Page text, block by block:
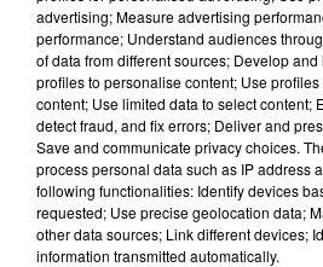
advertising; Measure advertising
performance; Understand audiences
of data from different sources; Develop
profiles to personalise content; Use
content; Use limited data to select content;
detect fraud, and fix errors; Deliver and
Save and communicate privacy choices.
process personal data such as IP address
following functionalities: Identify devices
requested; Use precise geolocation data;
other data sources; Link different devices;
information transmitted automatically.